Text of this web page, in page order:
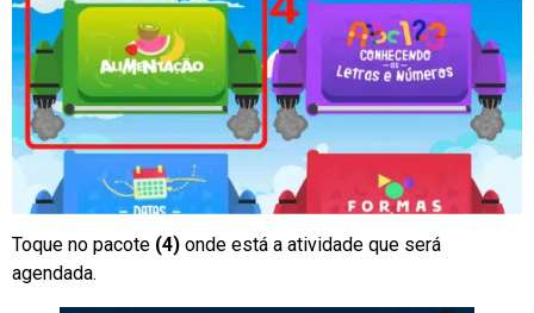
Toque no pacote (4) onde está a atividade que será
agendada.